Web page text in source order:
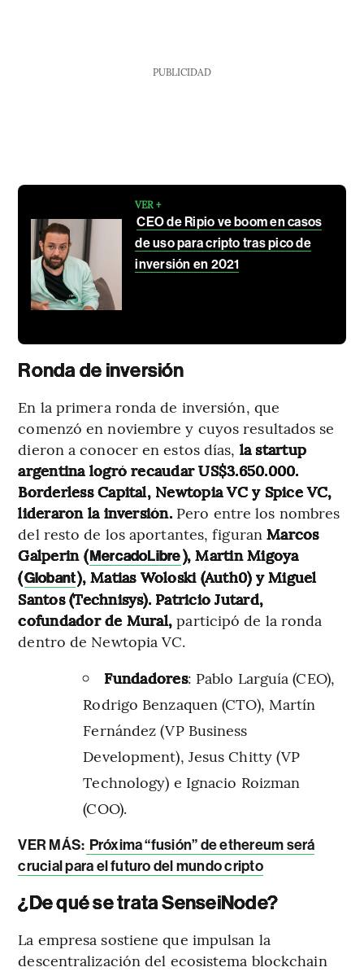
PUBLICIDAD
VER +
CEO de Ripio ve boom en casos
de uso para cripto tras pico de
inversión en 2021
Ronda de inversión
En la primera ronda de inversión, que
comenzó en noviembre y cuyos resultados se
dieron a conocer en estos días, la startup
argentina logró recaudar US$3.650.000.
Borderless Capital, Newtopia VC y Spice VC,
lideraron la inversión.Pero entre los nombres
del resto de los aportantes, figuranMarcos
Galperin (MercadoLibre), Martin Migoya
(Globant), Matias Woloski (Auth0) y Miguel
Santos (Technisys). Patricio Jutard,
cofundador de Mural, participó de la ronda
dentro de Newtopia VC.
Fundadores: Pablo Larguía (CEO),
Rodrigo Benzaquen (CTO), Martín
Fernández (VP Business
Development), Jesus Chitty (VP
Technology) e Ignacio Roizman
(COO).
VER MÁS: Próxima “fusión” de ethereum será
crucial para el futuro del mundo cripto
¿De qué se trata SenseiNode?
La empresa sostiene que impulsan la
descentralización del ecosistema blockchain